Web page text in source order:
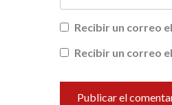
Recibir un correo
Recibir un correo